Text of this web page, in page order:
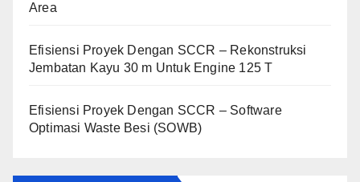
Area
Efisiensi Proyek Dengan SCCR – Rekonstruksi
Jembatan Kayu 30 m Untuk Engine 125 T
Efisiensi Proyek Dengan SCCR – Software
Optimasi Waste Besi (SOWB)